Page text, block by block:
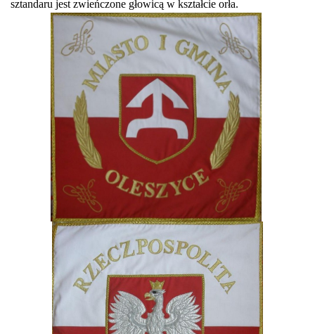
sztandaru jest zwieńczone głowicą w kształcie orła.